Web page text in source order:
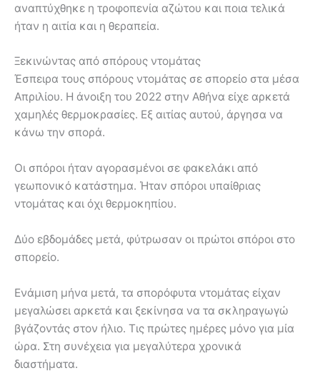
αναπτύχθηκε η τροφοπενία αζώτου και ποια τελικά
ήταν η αιτία και η θεραπεία.
Ξεκινώντας από σπόρους ντομάτας
Έσπειρα τους σπόρους ντομάτας σε σπορείο στα μέσα
Απριλίου. Η άνοιξη του 2022 στην Αθήνα είχε αρκετά
χαμηλές θερμοκρασίες. Εξ αιτίας αυτού, άργησα να
κάνω την σπορά.
Οι σπόροι ήταν αγορασμένοι σε φακελάκι από
γεωπονικό κατάστημα. Ήταν σπόροι υπαίθριας
ντομάτας και όχι θερμοκηπίου.
Δύο εβδομάδες μετά, φύτρωσαν οι πρώτοι σπόροι στο
σπορείο.
Ενάμιση μήνα μετά, τα σπορόφυτα ντομάτας είχαν
μεγαλώσει αρκετά και ξεκίνησα να τα σκληραγωγώ
βγάζοντάς στον ήλιο. Τις πρώτες ημέρες μόνο για μία
ώρα. Στη συνέχεια για μεγαλύτερα χρονικά
διαστήματα.